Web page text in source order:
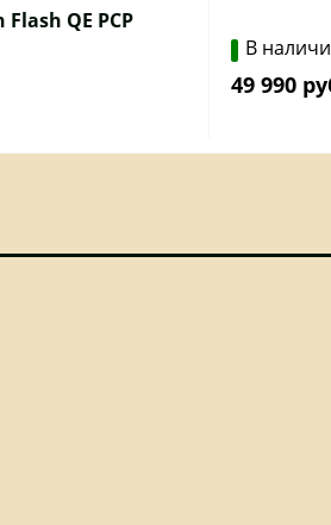
QE PCP
В
49 990